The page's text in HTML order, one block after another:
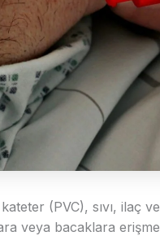
(PVC), sıvı, ilaç
veya bacaklara